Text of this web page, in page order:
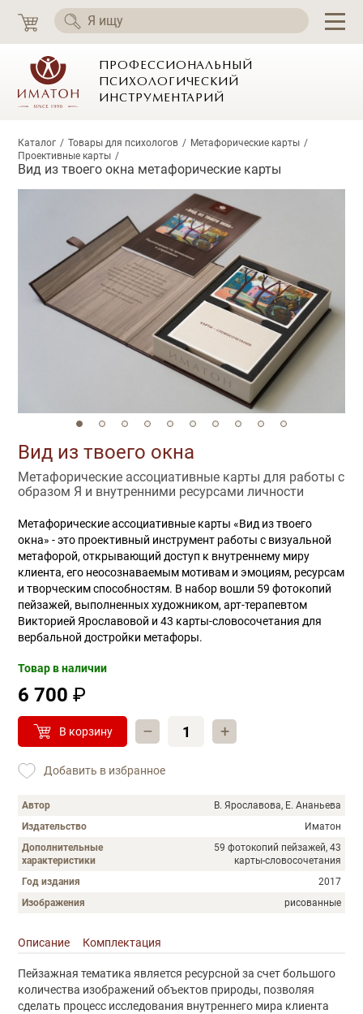
ПРОФЕССИОНАЛЬНЫЙ
ПСИХОЛОГИЧЕСКИЙ
ИНСТРУМЕНТАРИЙ
Каталог Товары для психологов
Метафорические карты
Проективные карты
Вид из твоего окна метафорические карты
Вид из твоего окна
Метафорические ассоциативные карты для работы с
образом Я и внутренними ресурсами личности
Метафорические ассоциативные карты «Вид из твоего
окна» - это проективный инструмент работы с визуальной
метафорой, открывающий доступ к внутреннему миру
клиента, его неосознаваемым мотивам и эмоциям, ресурсам
и творческим способностям. В набор вошли 59 фотокопий
пейзажей, выполненных художником, арт-терапевтом
Викторией Ярославовой и 43 карты-словосочетания для
вербальной достройки метафоры.
Товар в наличии
6 700 ₽
В корзину – +
Добавить в избранное
Автор
В. Ярославова, Е. Ананьева
Издательство
Иматон
Дополнительные
характеристики
59 фотокопий пейзажей, 43
карты-словосочетания
Год издания
2017
Изображения
рисованные
Описание Комплектация
Описание
Пейзажная тематика является ресурсной за счет большого
количества изображений объектов природы, позволяя
сделать процесс исследования внутреннего мира клиента